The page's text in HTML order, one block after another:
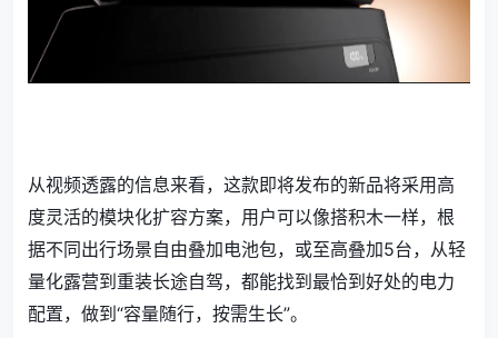
从视频透露的信息来看，这款即将发布的新品将采用高
度灵活的模块化扩容方案，用户可以像搭积木一样，根
据不同出行场景自由叠加电池包，或至高叠加5台，从轻
量化露营到重装长途自驾，都能找到最恰到好处的电力
配置，做到“容量随行，按需生长”。